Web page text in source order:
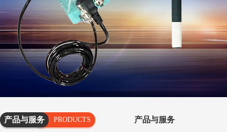
产品与服务
PRODUCTS
产品与服务